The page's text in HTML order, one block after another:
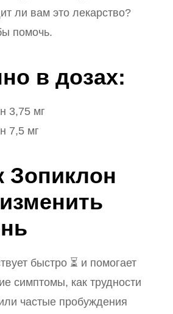
ли вам это лекарство?
помочь.
в дозах:
3,75 мг
7,5 мг
Зопиклон
быстро ⏳ и помогает
симптомы, как трудности
частые пробуждения